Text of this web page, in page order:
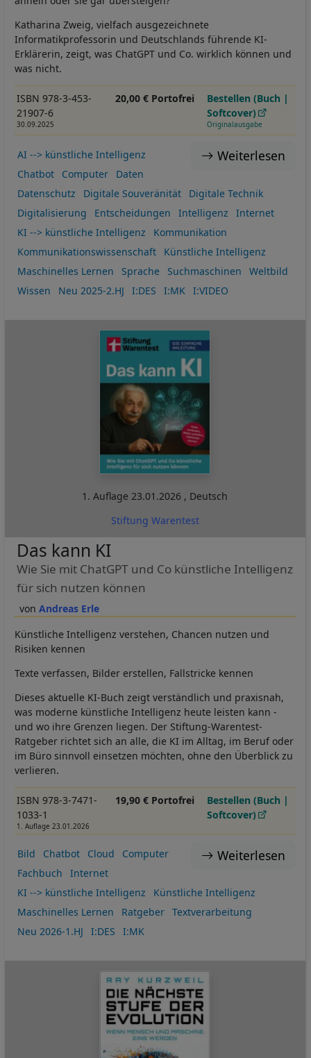
Katharina Zweig, vielfach ausgezeichnete
Informatikprofessorin und Deutschlands führende KI-
Erklärerin, zeigt, was ChatGPT und Co. wirklich können und
was nicht.
ISBN 978-3-453-
21907-6
30.09.2025
20,00 € Portofrei
Bestellen (Buch |
Softcover)
Originalausgabe
Weiterlesen
AI --> künstliche Intelligenz
Chatbot
Computer
Daten
Datenschutz
Digitale Souveränität
Digitale Technik
Digitalisierung
Entscheidungen Intelligenz
Internet
KI --> künstliche Intelligenz
Kommunikation
Kommunikationswissenschaft
Künstliche Intelligenz
Maschinelles Lernen
Sprache Suchmaschinen
Weltbild
Wissen
Neu 2025-2.HJ I:DES I:MK I:VIDEO
1. Auflage23.01.2026 , Deutsch
Stiftung Warentest
Andreas Erle
Das kann KI
Wie Sie mit ChatGPT und Co künstliche Intelligenz
für sich nutzen können
Künstliche Intelligenz verstehen, Chancen nutzen und
Risiken kennen
Texte verfassen, Bilder erstellen, Fallstricke kennen
Dieses aktuelle KI-Buch zeigt verständlich und praxisnah,
was moderne künstliche Intelligenz heute leisten kann -
und wo ihre Grenzen liegen. Der Stiftung-Warentest-
Ratgeber richtet sich an alle, die KI im Alltag, im Beruf oder
im Büro sinnvoll einsetzen möchten, ohne den Überblick zu
verlieren.
ISBN 978-3-7471-
1033-1
1. Auflage 23.01.2026
19,90 € Portofrei
Bestellen (Buch |
Softcover)
Weiterlesen
Bild Chatbot Cloud
Computer
Fachbuch
Internet
KI --> künstliche Intelligenz
Künstliche Intelligenz
Maschinelles Lernen
Ratgeber
Textverarbeitung
Neu 2026-1.HJ
I:DES I:MK